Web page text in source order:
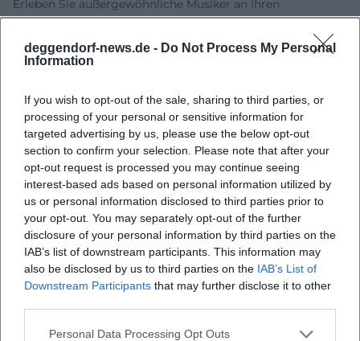
deggendorf-news.de - Do Not Process My Personal
Information
If you wish to opt-out of the sale, sharing to third parties, or
processing of your personal or sensitive information for
targeted advertising by us, please use the below opt-out
section to confirm your selection. Please note that after your
opt-out request is processed you may continue seeing
interest-based ads based on personal information utilized by
us or personal information disclosed to third parties prior to
your opt-out. You may separately opt-out of the further
disclosure of your personal information by third parties on the
IAB’s list of downstream participants. This information may
also be disclosed by us to third parties on the IAB’s List of
Downstream Participants that may further disclose it to other
Personal Data Processing Opt Outs
Erleben Sie außergewöhnliche Musiker an ihren
Instrumenten.
Genießen Sie eine Mischung verschiedener Kulturen und
Klänge.
Map unavailable
Open in Google Maps